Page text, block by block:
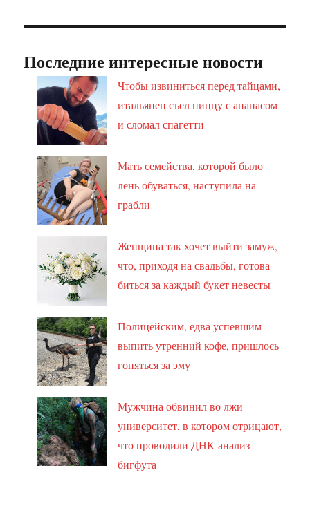
Последние интересные новости
Чтобы извиниться перед тайцами,
итальянец съел пиццу с ананасом
и сломал спагетти
Мать семейства, которой было
лень обуваться, наступила на
грабли
Женщина так хочет выйти замуж,
что, приходя на свадьбы, готова
биться за каждый букет невесты
Полицейским, едва успевшим
выпить утренний кофе, пришлось
гоняться за эму
Мужчина обвинил во лжи
университет, в котором отрицают,
что проводили ДНК-анализ
бигфута